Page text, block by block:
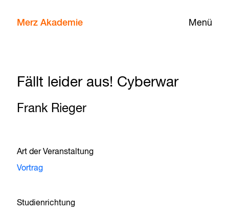
Menü
Merz Akademie
Fällt leider aus! Cyberwar
Frank Rieger
Art der Veranstaltung
Vortrag
Studienrichtung